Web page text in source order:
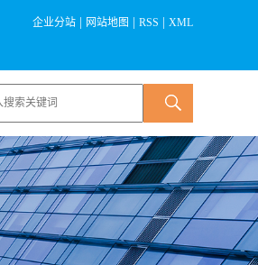
企业分站 网站地图 RSS XML